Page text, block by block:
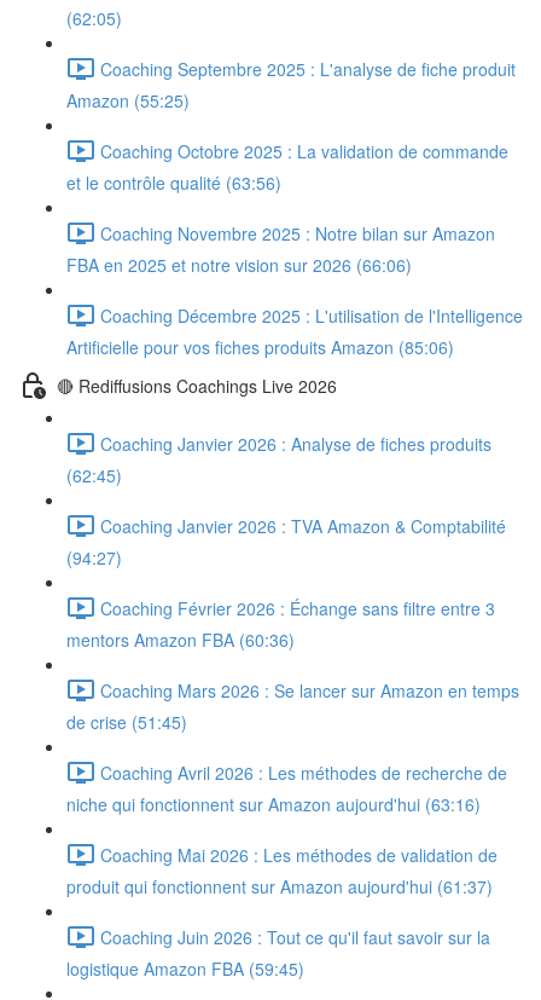
(62:05)
Coaching Septembre 2025 : L'analyse de fiche produit
Amazon (55:25)
Coaching Octobre 2025 : La validation de commande
et le contrôle qualité (63:56)
Coaching Novembre 2025 : Notre bilan sur Amazon
FBA en 2025 et notre vision sur 2026 (66:06)
Coaching Décembre 2025 : L'utilisation de l'Intelligence
Artificielle pour vos fiches produits Amazon (85:06)
🔴 Rediffusions Coachings Live 2026
Coaching Janvier 2026 : Analyse de fiches produits
(62:45)
Coaching Janvier 2026 : TVA Amazon & Comptabilité
(94:27)
Coaching Février 2026 : Échange sans filtre entre 3
mentors Amazon FBA (60:36)
Coaching Mars 2026 : Se lancer sur Amazon en temps
de crise (51:45)
Coaching Avril 2026 : Les méthodes de recherche de
niche qui fonctionnent sur Amazon aujourd'hui (63:16)
Coaching Mai 2026 : Les méthodes de validation de
produit qui fonctionnent sur Amazon aujourd'hui (61:37)
Coaching Juin 2026 : Tout ce qu'il faut savoir sur la
logistique Amazon FBA (59:45)